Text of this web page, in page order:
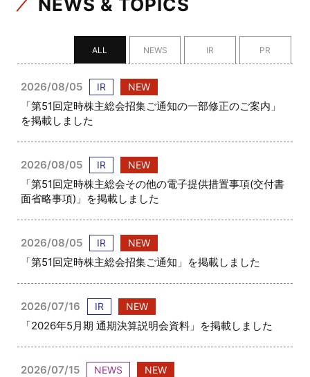
NEWS & TOPICS
ALL NEWS IR PR
2026/08/05 IR NEW
「第51回定時株主総会招集ご通知の一部修正のご案内」
を掲載しました
2026/08/05 IR NEW
「第51回定時株主総会その他の電子提供措置事項(交付書
面省略事項)」を掲載しました
2026/08/05 IR NEW
「第51回定時株主総会招集ご通知」を掲載しました
2026/07/16 IR NEW
「2026年5月期 通期決算説明会資料」を掲載しました
2026/07/15 NEWS NEW